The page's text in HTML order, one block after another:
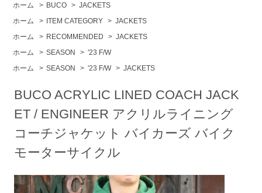
ホーム > BUCO > JACKETS
ホーム
> ITEM CATEGORY > JACKETS
ホーム
> RECOMMENDED > JACKETS
ホーム
> SEASON > '23 F/W
ホーム
> SEASON > '23 F/W > JACKETS
BUCO ACRYLIC LINED COACH JACK
ET / ENGINEER アクリルライニング
コーチジャケット バイカーズ バイク
モーターサイクル